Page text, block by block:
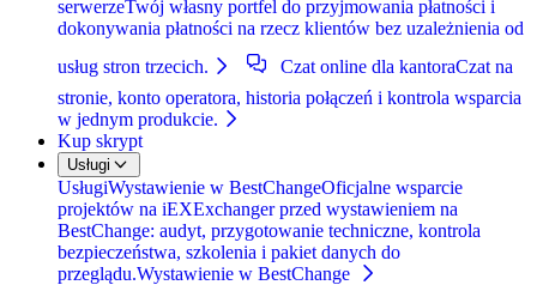
serwerzeTwój własny portfel do przyjmowania płatności i
dokonywania płatności na rzecz klientów bez uzależnienia od
usług stron trzecich.
Czat online dla kantoraCzat na
stronie, konto operatora, historia połączeń i kontrola wsparcia
w jednym produkcie.
Kup skrypt
Usługi
UsługiWystawienie w BestChangeOficjalne wsparcie
projektów na iEXExchanger przed wystawieniem na
BestChange: audyt, przygotowanie techniczne, kontrola
bezpieczeństwa, szkolenia i pakiet danych do
przeglądu.Wystawienie w BestChange